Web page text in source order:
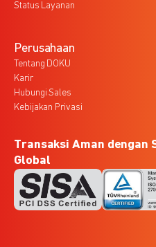
Status Layanan
Perusahaan
Tentang DOKU
Karir
Hubungi Sales
Kebijakan Privasi
Transaksi Aman dengan
Global